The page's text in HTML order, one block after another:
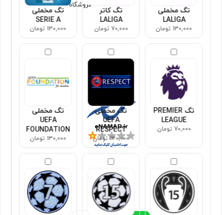
تگ مخملی
LALIGA
130,000 تومان
تگ کاتر
LALIGA
70,000 تومان
تگ مخملی
SERIE A
130,000 تومان
تگ PREMIER
LEAGUE
70,000 تومان
تگ مخملی
UEFA
RESPECT
130,000 تومان
تگ مخملی
UEFA
FOUNDATION
130,000 تومان
فروشگاه
مجوزها
اطلاعات تماس